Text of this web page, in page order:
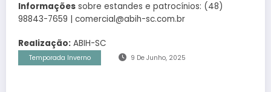
Informações sobre estandes e patrocínios: (48)
98843-7659 | comercial@abih-sc.com.br
Realização: ABIH-SC
Temporada Inverno 9 De Junho, 2025